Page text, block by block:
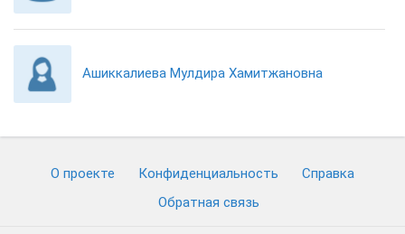
Ашиккалиева Мулдира Хамитжановна
О проекте Конфиденциальность
Cправка
Обратная связь